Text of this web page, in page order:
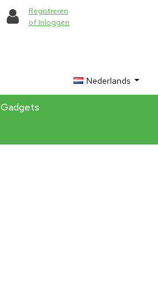
Registreren
of Inloggen
Nederlands
Gadgets